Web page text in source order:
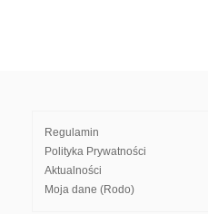
Regulamin
Polityka Prywatności
Aktualności
Moja dane (Rodo)